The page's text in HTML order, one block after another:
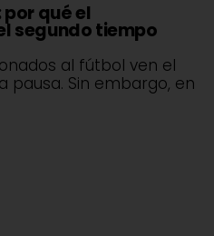
qué el
segundo tiempo
al fútbol ven el
Sin embargo, en